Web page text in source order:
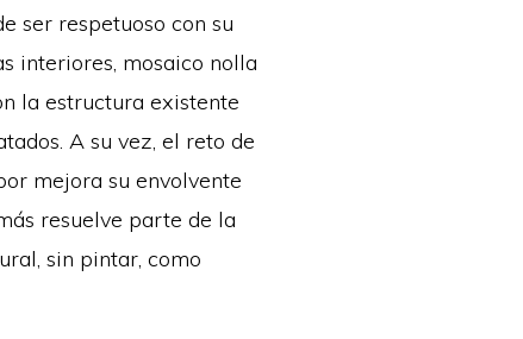
ser respetuoso con su
interiores, mosaico nolla
la estructura existente
A su vez, el reto de
mejora su envolvente
resuelve parte de la
sin pintar, como